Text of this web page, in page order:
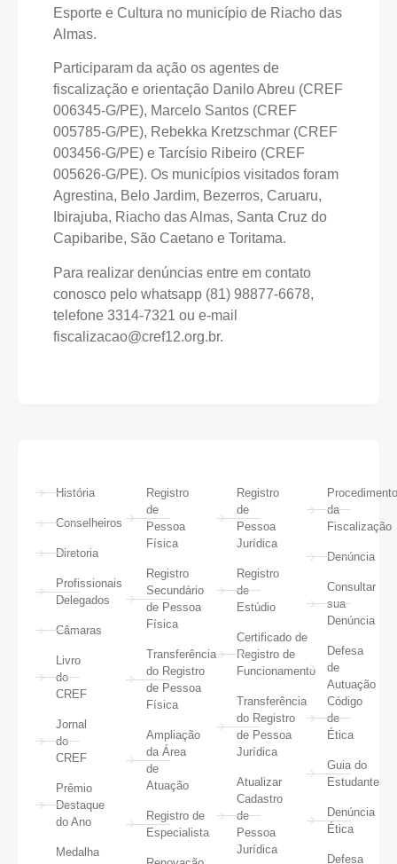
Esporte e Cultura no município de Riacho das
Almas.
Participaram da ação os agentes de
fiscalização e orientação Danilo Abreu (CREF
006345-G/PE), Marcelo Santos (CREF
005785-G/PE), Rebekka Kretzschmar (CREF
003456-G/PE) e Tarcísio Ribeiro (CREF
005626-G/PE). Os municípios visitados foram
Agrestina, Belo Jardim, Bezerros, Caruaru,
Ibirajuba, Riacho das Almas, Santa Cruz do
Capibaribe, São Caetano e Toritama.
Para realizar denúncias entre em contato
conosco pelo whatsapp (81) 98877-6678,
telefone 3314-7321 ou e-mail
fiscalizacao@cref12.org.br.
História
Conselheiros
Diretoria
Profissionais
Delegados
Câmaras
Livro
do
CREF
Jornal
do
CREF
Prêmio
Destaque
do Ano
Medalha
Registro
de
Pessoa
Física
Registro
Secundário
de Pessoa
Física
Transferência
do Registro
de Pessoa
Física
Ampliação
da Área
de
Atuação
Registro de
Especialista
Registro
de
Pessoa
Jurídica
Registro
de
Estúdio
Certificado de
Registro de
Funcionamento
Transferência
do Registro
de Pessoa
Jurídica
Atualizar
Cadastro
de
Pessoa
Jurídica
da
Fiscalização
Denúncia
Consultar
sua
Denúncia
Defesa
de
Autuação
Código
de
Ética
Guia do
Estudante
Denúncia
Ética
Defesa